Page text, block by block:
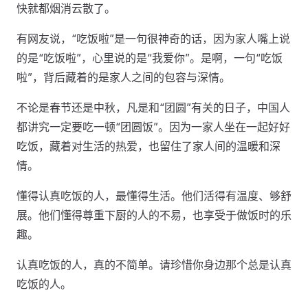
快就都烟消云散了。
有网友说，“吃饭啦”是一句很神奇的话，因为家人嘴上说
的是“吃饭啦”，心里说的是“我爱你”。是啊，一句“吃饭
啦”，背后藏着的是家人之间的包容与深情。
不论是春节还是中秋，凡是和“团圆”有关的日子，中国人
都讲究一定要吃一顿“团圆饭”。因为一家人坐在一起好好
吃饭，藏着对生活的热爱，也留住了家人间的温暖和深
情。
懂得认真吃饭的人，最懂得生活。他们活得有温度、够舒
展。他们懂得尊重下厨的人的不易，也享受于做饭时的乐
趣。
认真吃饭的人，真的不简单。请珍惜你身边那个总是认真
吃饭的人。